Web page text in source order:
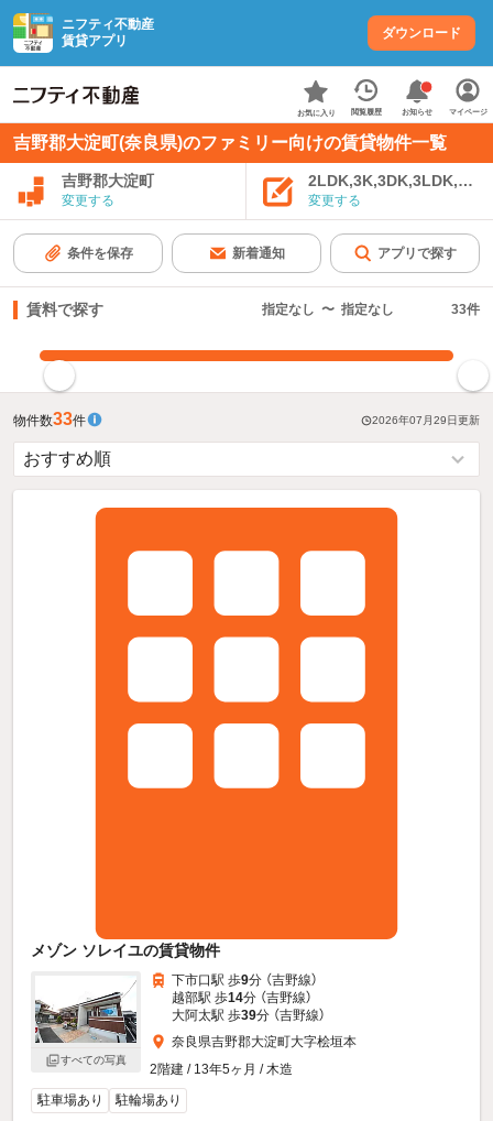
ニフティ不動産
賃貸アプリ
ダウンロード
お気に入り 閲覧履歴 お知らせ マイページ
吉野郡大淀町(奈良県)のファミリー向けの賃貸物件一覧
吉野郡大淀町
変更する 変更する
条件を保存 新着通知 アプリで探す
賃料で探す 指定なし 〜 指定なし 33件
物件数33件 2026年07月29日更新
メゾン ソレイユの賃貸物件
すべての写真
下市口駅 歩9分 （吉野線）
越部駅 歩14分 （吉野線）
大阿太駅 歩39分 （吉野線）
奈良県吉野郡大淀町大字桧垣本
2階建 / 13年5ヶ月 / 木造
駐車場あり
駐輪場あり